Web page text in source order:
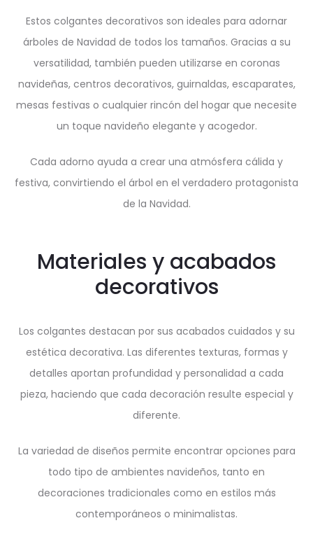
Estos colgantes decorativos son ideales para adornar
árboles de Navidad de todos los tamaños. Gracias a su
versatilidad, también pueden utilizarse en coronas
navideñas, centros decorativos, guirnaldas, escaparates,
mesas festivas o cualquier rincón del hogar que necesite
un toque navideño elegante y acogedor.
Cada adorno ayuda a crear una atmósfera cálida y
festiva, convirtiendo el árbol en el verdadero protagonista
de la Navidad.
Materiales y acabados
decorativos
Los colgantes destacan por sus acabados cuidados y su
estética decorativa. Las diferentes texturas, formas y
detalles aportan profundidad y personalidad a cada
pieza, haciendo que cada decoración resulte especial y
diferente.
La variedad de diseños permite encontrar opciones para
todo tipo de ambientes navideños, tanto en
decoraciones tradicionales como en estilos más
contemporáneos o minimalistas.